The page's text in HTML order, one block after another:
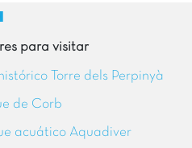
para visitar
Torre dels Perpinyà
de Corb
acuático Aquadiver